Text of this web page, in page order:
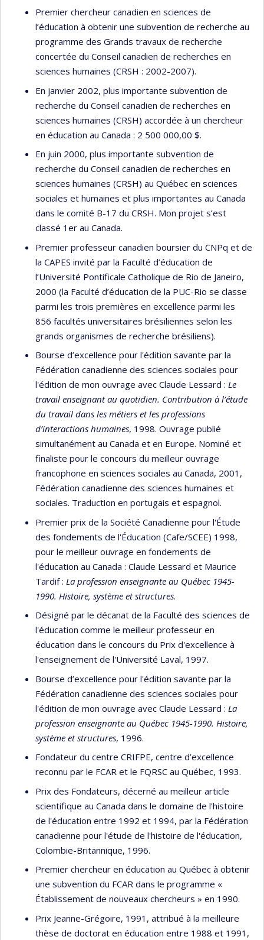
Premier chercheur canadien en sciences de
l’éducation à obtenir une subvention de recherche au
programme des Grands travaux de recherche
concertée du Conseil canadien de recherches en
sciences humaines (CRSH : 2002-2007).
En janvier 2002, plus importante subvention de
recherche du Conseil canadien de recherches en
sciences humaines (CRSH) accordée à un chercheur
en éducation au Canada : 2 500 000,00 $.
En juin 2000, plus importante subvention de
recherche du Conseil canadien de recherches en
sciences humaines (CRSH) au Québec en sciences
sociales et humaines et plus importantes au Canada
dans le comité B-17 du CRSH. Mon projet s’est
classé 1er au Canada.
Premier professeur canadien boursier du CNPq et de
la CAPES invité par la Faculté d’éducation de
l’Université Pontificale Catholique de Rio de Janeiro,
2000 (la Faculté d’éducation de la PUC-Rio se classe
parmi les trois premières en excellence parmi les
856 facultés universitaires brésiliennes selon les
grands organismes de recherche brésiliens).
Bourse d’excellence pour l'édition savante par la
Fédération canadienne des sciences sociales pour
l'édition de mon ouvrage avec Claude Lessard : Le
travail enseignant au quotidien. Contribution à l’étude
du travail dans les métiers et les professions
d’interactions humaines, 1998. Ouvrage publié
simultanément au Canada et en Europe. Nominé et
finaliste pour le concours du meilleur ouvrage
francophone en sciences sociales au Canada, 2001,
Fédération canadienne des sciences humaines et
sociales. Traduction en portugais et espagnol.
Premier prix de la Société Canadienne pour l'Étude
des fondements de l'Éducation (Cafe/SCEE) 1998,
pour le meilleur ouvrage en fondements de
l'éducation au Canada : Claude Lessard et Maurice
Tardif : La profession enseignante au Québec 1945-
1990. Histoire, système et structures.
Désigné par le décanat de la Faculté des sciences de
l'éducation comme le meilleur professeur en
éducation dans le concours du Prix d'excellence à
l'enseignement de l'Université Laval, 1997.
Bourse d’excellence pour l'édition savante par la
Fédération canadienne des sciences sociales pour
l'édition de mon ouvrage avec Claude Lessard : La
profession enseignante au Québec 1945-1990. Histoire,
système et structures, 1996.
Fondateur du centre CRIFPE, centre d’excellence
reconnu par le FCAR et le FQRSC au Québec, 1993.
Prix des Fondateurs, décerné au meilleur article
scientifique au Canada dans le domaine de l'histoire
de l'éducation entre 1992 et 1994, par la Fédération
canadienne pour l'étude de l'histoire de l'éducation,
Colombie-Britannique, 1996.
Premier chercheur en éducation au Québec à obtenir
une subvention du FCAR dans le programme «
Établissement de nouveaux chercheurs » en 1990.
Prix Jeanne-Grégoire, 1991, attribué à la meilleure
thèse de doctorat en éducation entre 1988 et 1991,